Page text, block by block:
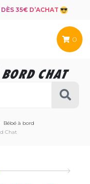
35€ D’ACHAT
0
CHAT
Bébé à bord
Chat